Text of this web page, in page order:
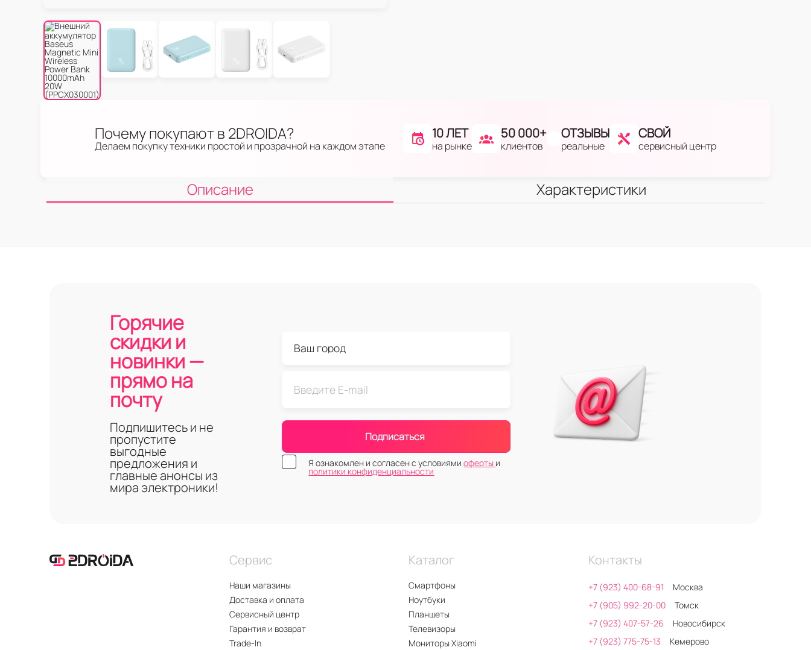
Почему покупают в 2DROIDA?
Делаем покупку техники простой и прозрачной на каждом этапе
10 ЛЕТ
на рынке
50 000+
клиентов
ОТЗЫВЫ
реальные
СВОЙ
сервисный центр
Описание Характеристики
Горячие
скидки и
новинки —
прямо на
почту
Подпишитесь и не
пропустите
выгодные
предложения и
главные анонсы из
мира электроники!
Подписаться
Я ознакомлен и согласен с условиямиоферты и
политики конфиденциальности
Сервис
Наши магазины
Доставка и оплата
Сервисный центр
Гарантия и возврат
Trade-In
Каталог
Смартфоны
Ноутбуки
Планшеты
Телевизоры
Мониторы Xiaomi
Контакты
+7 (923) 400-68-91
Москва
+7 (905) 992-20-00
Томск
+7 (923) 407-57-26
Новосибирск
+7 (923) 775-75-13
Кемерово